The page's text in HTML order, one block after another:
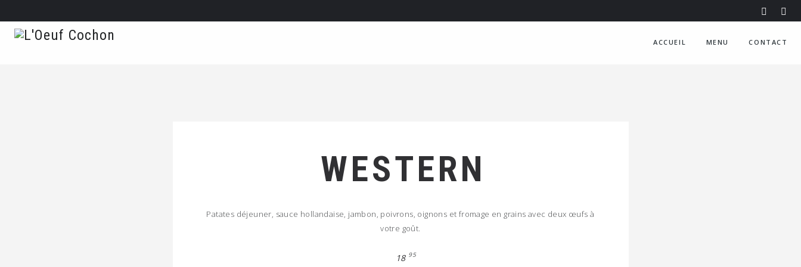
ACCUEIL MENU CONTACT
WESTERN
Patates déjeuner, sauce hollandaise, jambon, poivrons, oignons et fromage en grains avec deux œufs à
votre goût.
18 95